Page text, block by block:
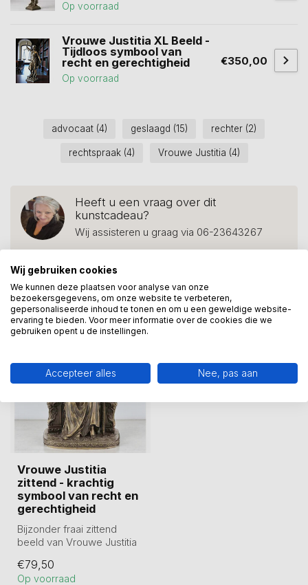
Op voorraad
Vrouwe Justitia XL Beeld -
Tijdloos symbool van
recht en gerechtigheid
Op voorraad
€350,00
advocaat (4) geslaagd (15) rechter (2)
rechtspraak (4) Vrouwe Justitia (4)
Heeft u een vraag over dit
kunstcadeau?
Wij assisteren u graag via 06-23643267
Recent bekeken
Vrouwe Justitia
zittend - krachtig
symbool van recht en
gerechtigheid
Bijzonder fraai zittend
beeld van Vrouwe Justitia
kuns...
€79,50
Op voorraad
Wij gebruiken cookies
We kunnen deze plaatsen voor analyse van onze
bezoekersgegevens, om onze website te verbeteren,
gepersonaliseerde inhoud te tonen en om u een geweldige website-
ervaring te bieden. Voor meer informatie over de cookies die we
gebruiken opent u de instellingen.
Accepteer alles Nee, pas aan